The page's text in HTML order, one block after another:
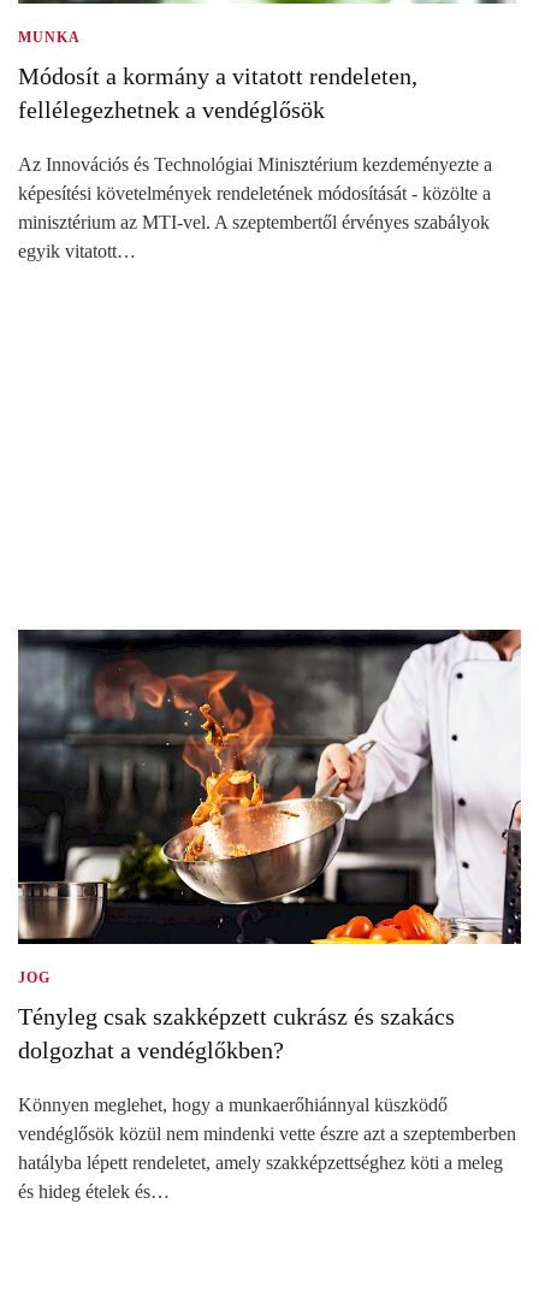
MUNKA
Módosít a kormány a vitatott rendeleten,
fellélegezhetnek a vendéglősök
Az Innovációs és Technológiai Minisztérium kezdeményezte a
képesítési követelmények rendeletének módosítását - közölte a
minisztérium az MTI-vel. A szeptembertől érvényes szabályok
egyik vitatott…
JOG
Tényleg csak szakképzett cukrász és szakács
dolgozhat a vendéglőkben?
Könnyen meglehet, hogy a munkaerőhiánnyal küszködő
vendéglősök közül nem mindenki vette észre azt a szeptemberben
hatályba lépett rendeletet, amely szakképzettséghez köti a meleg
és hideg ételek és…